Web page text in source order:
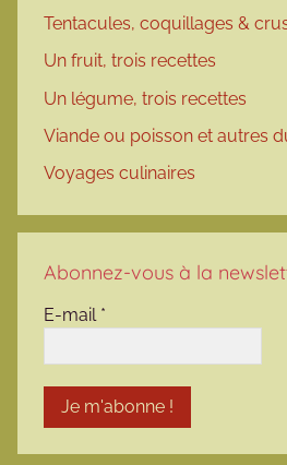
Tentacules, coquillages &
Un fruit, trois recettes
Un légume, trois recettes
Viande ou poisson et autres
Voyages culinaires
Abonnez-vous à la
E-mail *